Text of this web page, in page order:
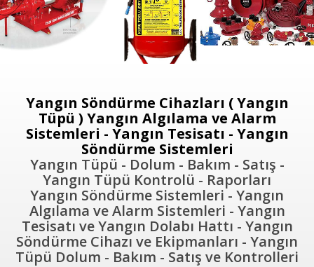
Yangın Söndürme Cihazları ( Yangın
Tüpü ) Yangın Algılama ve Alarm
Sistemleri - Yangın Tesisatı - Yangın
Söndürme Sistemleri
Yangın Tüpü - Dolum - Bakım - Satış -
Yangın Tüpü Kontrolü - Raporları
Yangın Söndürme Sistemleri - Yangın
Algılama ve Alarm Sistemleri - Yangın
Tesisatı ve Yangın Dolabı Hattı - Yangın
Söndürme Cihazı ve Ekipmanları - Yangın
Tüpü Dolum - Bakım - Satış ve Kontrolleri